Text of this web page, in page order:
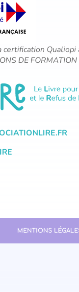
certification
DE FORMATION
MENTIONS